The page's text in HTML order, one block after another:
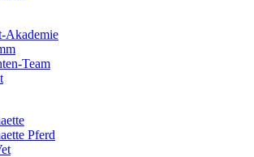
Akademie
Team
Pferd